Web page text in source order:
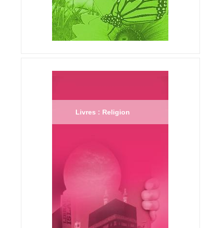
Livres : Religion